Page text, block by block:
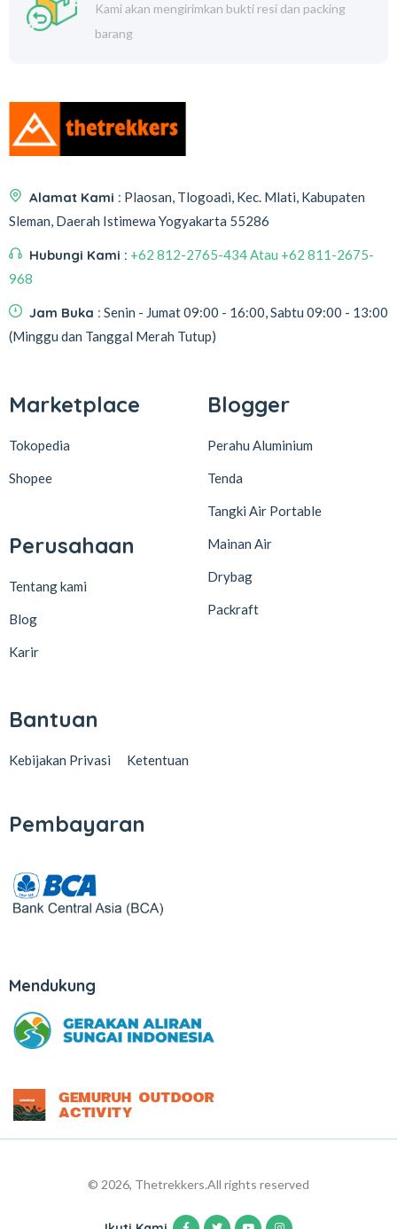
Kami akan mengirimkan bukti resi dan packing
barang
Alamat Kami : Plaosan, Tlogoadi, Kec. Mlati, Kabupaten
Sleman, Daerah Istimewa Yogyakarta 55286
Hubungi Kami : +62 812-2765-434 Atau +62 811-2675-
968
Jam Buka : Senin - Jumat 09:00 - 16:00, Sabtu 09:00 - 13:00
(Minggu dan Tanggal Merah Tutup)
Marketplace
Tokopedia
Shopee
Perusahaan
Tentang kami
Blog
Karir
Blogger
Perahu Aluminium
Tenda
Tangki Air Portable
Mainan Air
Drybag
Packraft
Bantuan
Kebijakan Privasi Ketentuan
Pembayaran
Mendukung
© 2026, Thetrekkers.All rights reserved